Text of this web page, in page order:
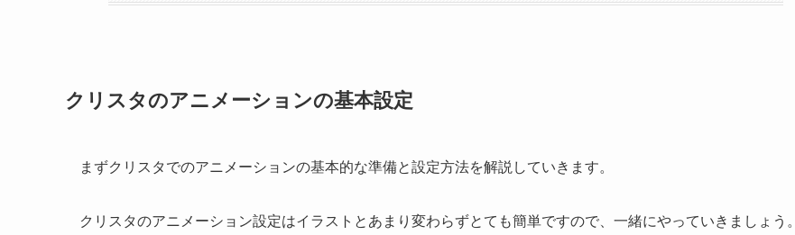
クリスタのアニメーションの基本設定
まずクリスタでのアニメーションの基本的な準備と設定方法を解説していきます。
クリスタのアニメーション設定はイラストとあまり変わらずとても簡単ですので、一緒にやっていきましょう。